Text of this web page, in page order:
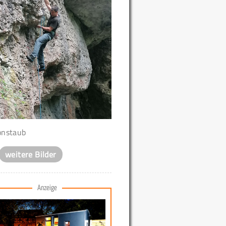
weitere Bilder
Anzeige